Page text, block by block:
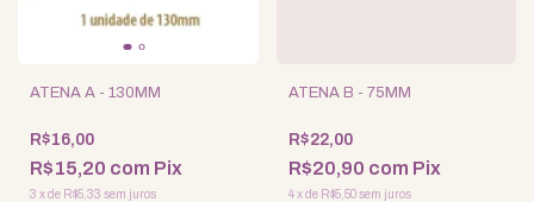
ATENA A - 130MM
R$16,00
R$15,20 com Pix
3 xde R$5,33 sem juros
ATENA B - 75MM
R$22,00
R$20,90 com Pix
4 xde R$5,50 sem juros